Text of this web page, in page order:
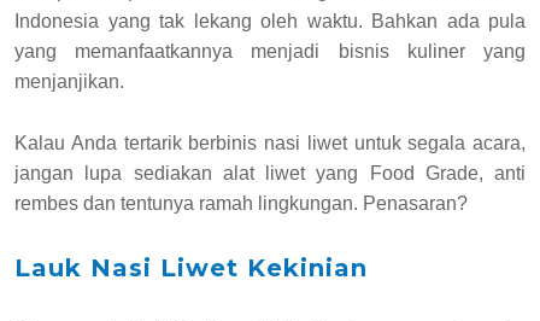
Indonesia yang tak lekang oleh waktu. Bahkan ada pula
yang memanfaatkannya menjadi bisnis kuliner yang
menjanjikan.
Kalau Anda tertarik berbinis nasi liwet untuk segala acara,
jangan lupa sediakan alat liwet yang Food Grade, anti
rembes dan tentunya ramah lingkungan. Penasaran?
Lauk Nasi Liwet Kekinian